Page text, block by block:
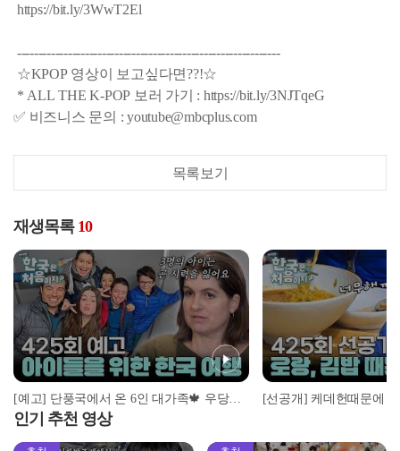
https://bit.ly/3WwT2El
--------------------------------------------------------------
☆KPOP 영상이 보고싶다면??!☆
* ALL THE K-POP 보러 가기 : https://bit.ly/3NJTqeG
✅ 비즈니스 문의 : youtube@mbcplus.com
목록보기
재생목록 10
[예고] 단풍국에서 온 6인 대가족🍁 우당탕탕난리법석좌충우돌 한국 여행기!
인기 추천 영상